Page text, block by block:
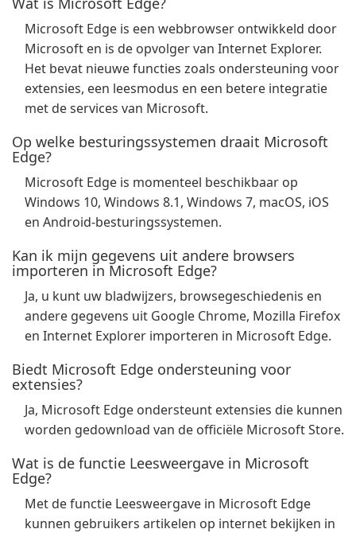
Microsoft Edge is een webbrowser ontwikkeld door
Microsoft en is de opvolger van Internet Explorer.
Het bevat nieuwe functies zoals ondersteuning voor
extensies, een leesmodus en een betere integratie
met de services van Microsoft.
Op welke besturingssystemen draait Microsoft
Edge?
Microsoft Edge is momenteel beschikbaar op
Windows 10, Windows 8.1, Windows 7, macOS, iOS
en Android-besturingssystemen.
Kan ik mijn gegevens uit andere browsers
importeren in Microsoft Edge?
Ja, u kunt uw bladwijzers, browsegeschiedenis en
andere gegevens uit Google Chrome, Mozilla Firefox
en Internet Explorer importeren in Microsoft Edge.
Biedt Microsoft Edge ondersteuning voor
extensies?
Ja, Microsoft Edge ondersteunt extensies die kunnen
worden gedownload van de officiële Microsoft Store.
Wat is de functie Leesweergave in Microsoft
Edge?
Met de functie Leesweergave in Microsoft Edge
kunnen gebruikers artikelen op internet bekijken in